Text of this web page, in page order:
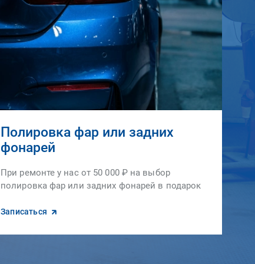
Полировка фар или задних
фонарей
При ремонте у нас от 50 000 ₽ на выбор
полировка фар или задних фонарей в подарок
Записаться